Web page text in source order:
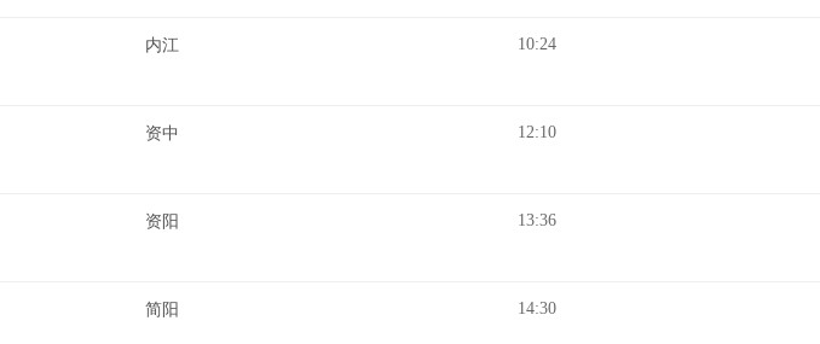
内江 10:24
资中 12:10
资阳 13:36
简阳 14:30